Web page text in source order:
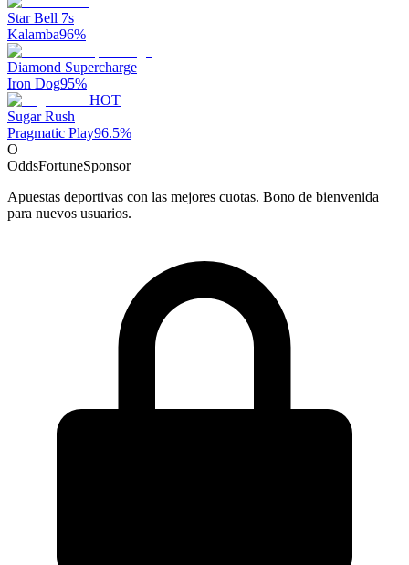
Star Bell 7s
Kalamba96%
Diamond Supercharge
Iron Dog95%
HOT
Sugar Rush
Pragmatic Play96.5%
O
OddsFortuneSponsor
Apuestas deportivas con las mejores cuotas. Bono de bienvenida
para nuevos usuarios.